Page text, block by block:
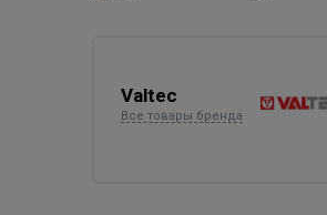
Valtec
Все товары бренда